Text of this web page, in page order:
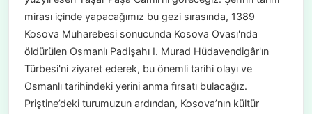
mirası içinde yapacağımız bu gezi sırasında, 1389
Kosova Muharebesi sonucunda Kosova Ovası'nda
öldürülen Osmanlı Padişahı I. Murad Hüdavendigâr'ın
Türbesi'ni ziyaret ederek, bu önemli tarihi olayı ve
Osmanlı tarihindeki yerini anma fırsatı bulacağız.
Priştine’deki turumuzun ardından, Kosova’nın kültür